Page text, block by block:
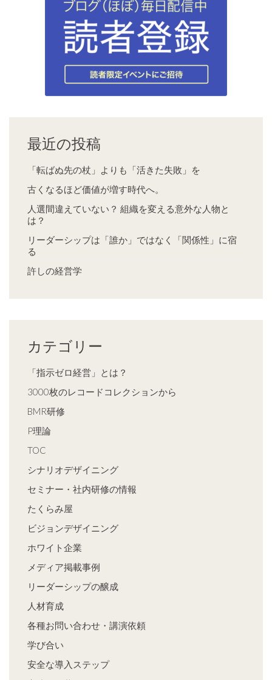
最近の投稿
「転ばぬ先の杖」よりも「活きた失敗」を
古くなるほど価値が増す時代へ。
人選間違えていない？ 組織を変える意外な人物と
は？
リーダーシップは「誰か」ではなく「関係性」に宿
る
許しの経営学
カテゴリー
「指示ゼロ経営」とは？
3000枚のレコードコレクションから
BMR研修
P理論
TOC
シナリオデザイニング
セミナー・社内研修の情報
たくらみ屋
ビジョンデザイニング
ホワイト企業
メディア掲載事例
リーダーシップの醸成
人材育成
各種お問い合わせ・講演依頼
学び合い
安全な導入ステップ